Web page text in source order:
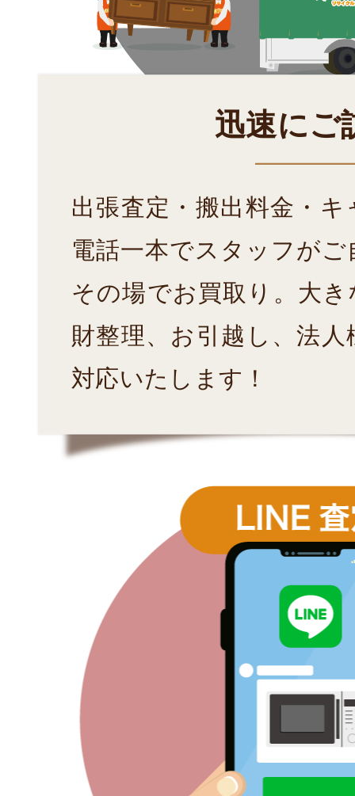
迅速にご
出張査定・搬出料金・
電話一本でスタッフが
その場でお買取り。大
財整理、お引越し、法
対応いたします！